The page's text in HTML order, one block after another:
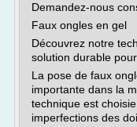
Demandez-nous
Faux ongles en gel
Découvrez notre
solution durable
La pose de faux
importante dans la
technique est
imperfections des